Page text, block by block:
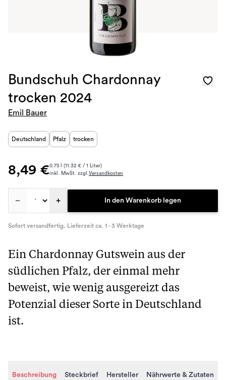
Bundschuh Chardonnay
trocken 2024
Emil Bauer
Deutschland Pfalz trocken
8,49 €0.75 l (11.32 € / 1 Liter)
inkl. MwSt. zzgl.Versandkosten
– + In den Warenkorb legen
Sofort versandfertig. Lieferzeit ca. 1 - 3 Werktage
Ein Chardonnay Gutswein aus der
südlichen Pfalz, der einmal mehr
beweist, wie wenig ausgereizt das
Potenzial dieser Sorte in Deutschland
ist.
Beschreibung Steckbrief Hersteller Nährwerte & Zutaten